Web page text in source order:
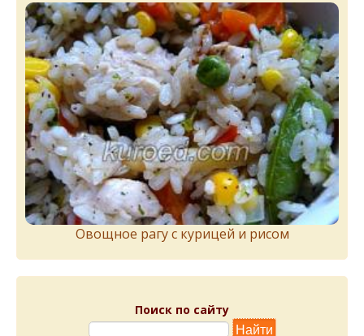
Овощное рагу с курицей и рисом
Поиск по сайту